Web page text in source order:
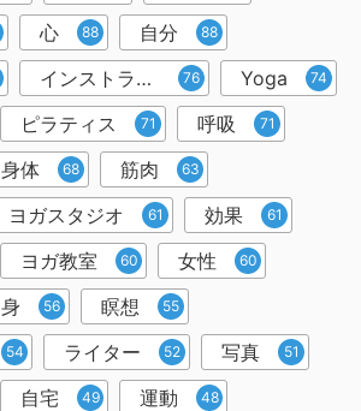
心 88 自分 88
インストラクター 76 Yoga 74
ピラティス 71 呼吸 71
身体 68 筋肉 63
ヨガスタジオ 61 効果 61
ヨガ教室 60 女性 60
56 瞑想 55
54 ライター 52 写真 51
自宅 49 運動 48